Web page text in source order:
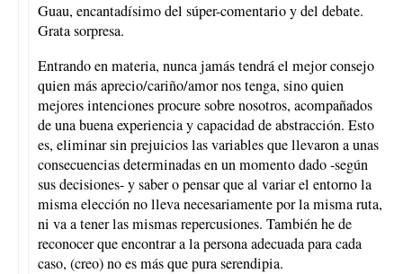
Guau, encantadísimo del súper-comentario y del debate.
Grata sorpresa.
Entrando en materia, nunca jamás tendrá el mejor consejo
quien más aprecio/cariño/amor nos tenga, sino quien
mejores intenciones procure sobre nosotros, acompañados
de una buena experiencia y capacidad de abstracción. Esto
es, eliminar sin prejuicios las variables que llevaron a unas
consecuencias determinadas en un momento dado -según
sus decisiones- y saber o pensar que al variar el entorno la
misma elección no lleva necesariamente por la misma ruta,
ni va a tener las mismas repercusiones. También he de
reconocer que encontrar a la persona adecuada para cada
caso, (creo) no es más que pura serendipia.